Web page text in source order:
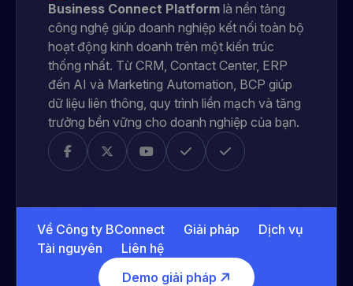
Business Connect Platform là nền tảng
công nghệ giúp doanh nghiệp kết nối toàn bộ
hoạt động kinh doanh trên một kiến trúc
thống nhất. Từ CRM, Contact Center, ERP
đến AI và Marketing Automation, BCP giúp
dữ liệu liên thông, quy trình liền mạch và tăng
trưởng bền vững cho doanh nghiệp của bạn.
Về Công ty BConnect Giải pháp
Dịch vụ
Tài nguyên
Liên hệ
Demo giải pháp